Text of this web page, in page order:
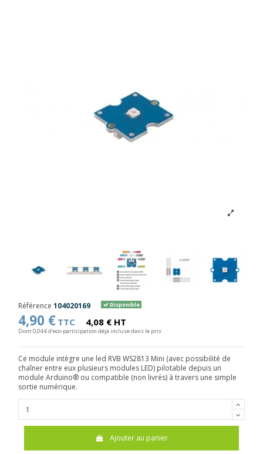
Référence 104020169 Disponible
4,90 € TTC 4,08 € HT
Dont 0,04 € d'eco-participation déjà incluse dans le prix
Ce module intègre une led RVB WS2813 Mini (avec possibilité de
chaîner entre eux plusieurs modules LED) pilotable depuis un
module Arduino® ou compatible (non livrés) à travers une simple
sortie numérique.
Ajouter au panier